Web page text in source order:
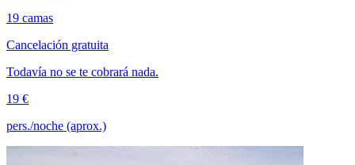
19 camas
Cancelación gratuita
Todavía no se te cobrará nada.
19 €
pers./noche (aprox.)